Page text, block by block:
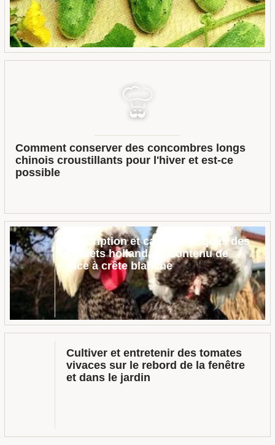
Comment conserver des concombres longs
chinois croustillants pour l'hiver et est-ce
possible
Description et caractéristiques des
poulets hollandais, contenu de
race à crête blanche
Cultiver et entretenir des tomates
vivaces sur le rebord de la fenêtre
et dans le jardin